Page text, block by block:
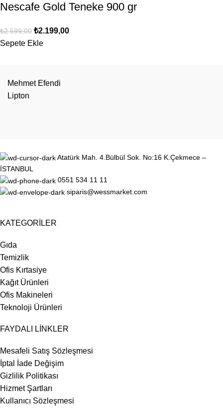
Nescafe Gold Teneke 900 gr
₺2.599,00 ₺2.199,00
Sepete Ekle
Mehmet Efendi
Lipton
Atatürk Mah. 4.Bülbül Sok. No:16 K.Çekmece –
İSTANBUL
0551 534 11 11
siparis@wessmarket.com
KATEGORİLER
Gıda
Temizlik
Ofis Kırtasiye
Kağıt Ürünleri
Ofis Makineleri
Teknoloji Ürünleri
FAYDALI LİNKLER
Mesafeli Satış Sözleşmesi
İptal İade Değişim
Gizlilik Politikası
Hizmet Şartları
Kullanıcı Sözleşmesi